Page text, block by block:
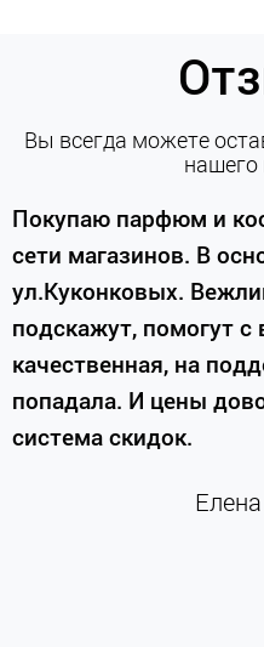
Вы всегда можете
нашего
Покупаю парфюм и
сети магазинов. В
ул.Куконковых.
подскажут, помогут
качественная, на
попадала. И цены
система скидок.